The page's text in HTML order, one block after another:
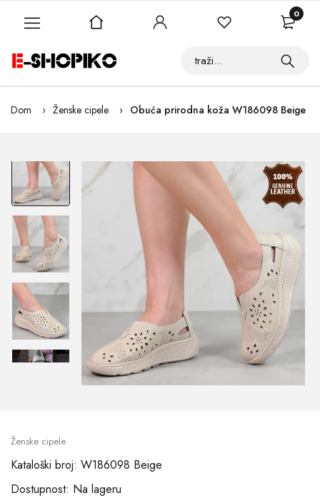
Dom Ženske cipele Obuća prirodna koža W186098 Beige
Ženske cipele
Kataloški broj: W186098 Beige
Dostupnost: Na lageru
0